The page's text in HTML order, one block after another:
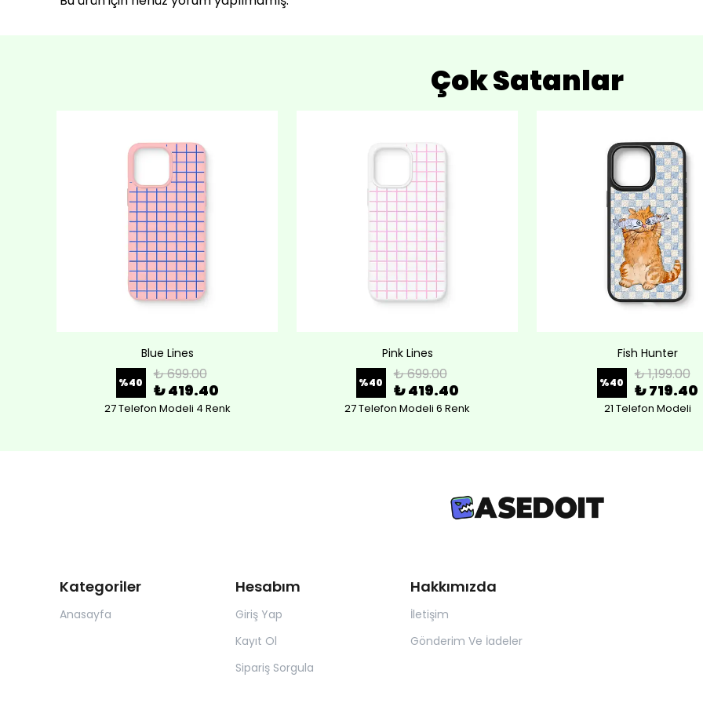
Çok Satanlar
Blue Lines
%40 ₺ 699.00
₺ 419.40
27 Telefon Modeli 4 Renk
Pink Lines
%40 ₺ 699.00
₺ 419.40
27 Telefon Modeli 6 Renk
Fish Hunter
%40 ₺ 1,199.00
₺ 719.40
21 Telefon Modeli
Kategoriler
Anasayfa
Hesabım
Giriş Yap
Kayıt Ol
Sipariş Sorgula
Hakkımızda
İletişim
Gönderim Ve İadeler